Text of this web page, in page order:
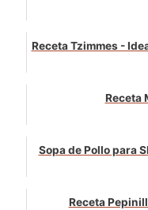
Receta Tzimmes -
Receta
Sopa de Pollo para
Receta